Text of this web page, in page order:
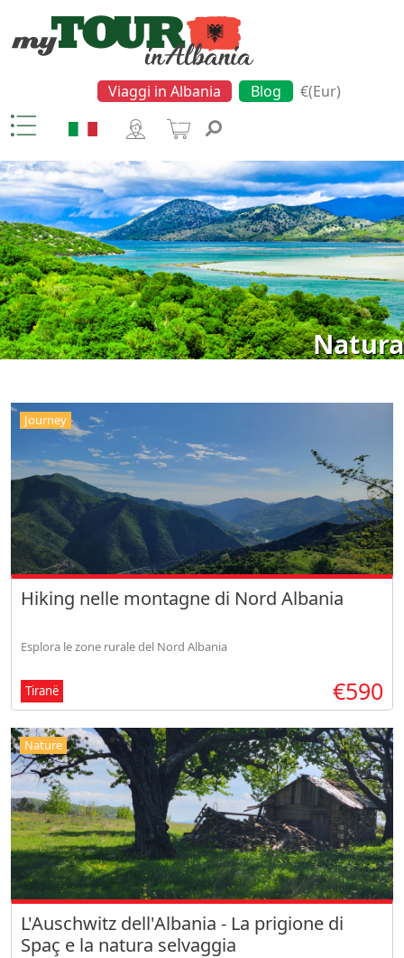
Viaggi in Albania Blog €(Eur)
Natura
Journey
Hiking nelle montagne di Nord Albania
Esplora le zone rurale del Nord Albania
Tiranë €590
Nature
L'Auschwitz dell'Albania - La prigione di
Spaç e la natura selvaggia